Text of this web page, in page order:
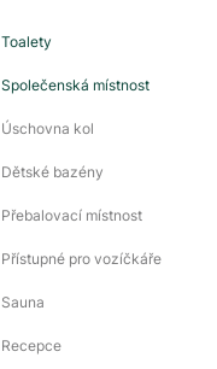
Toalety
Společenská místnost
Úschovna kol
Dětské bazény
Přebalovací místnost
Přístupné pro vozíčkáře
Sauna
Recepce